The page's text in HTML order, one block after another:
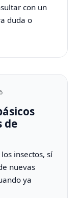
con un
duda o
de
insectos, sí
nuevas
ya